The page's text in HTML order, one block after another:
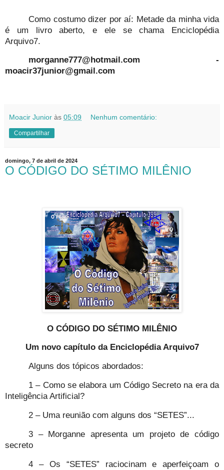
Como costumo dizer por aí: Metade da minha vida
é um livro aberto, e ele se chama Enciclopédia
Arquivo7.
morganne777@hotmail.com -
moacir37junior@gmail.com
Moacir Junior às 05:09 Nenhum comentário:
Compartilhar
domingo, 7 de abril de 2024
O CÓDIGO DO SÉTIMO MILÊNIO
O CÓDIGO DO SÉTIMO MILÊNIO
Um novo capítulo da Enciclopédia Arquivo7
Alguns dos tópicos abordados:
1 – Como se elabora um Código Secreto na era da
Inteligência Artificial?
2 – Uma reunião com alguns dos “SETES”...
3 – Morganne apresenta um projeto de código
secreto
4 – Os “SETES” raciocinam e aperfeiçoam o